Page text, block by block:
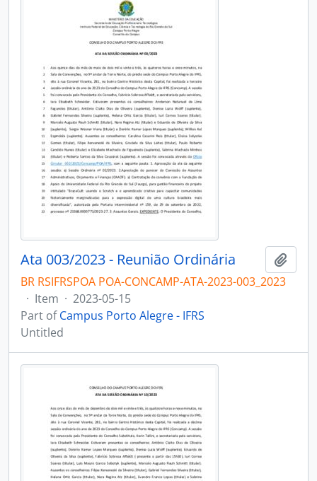
Ata 003/2023 - Reunião Ordinária
BR RSIFRSPOA POA-CONCAMP-ATA-2023-003_2023
· Item · 2023-05-15
Part ofCampus Porto Alegre - IFRS
Untitled